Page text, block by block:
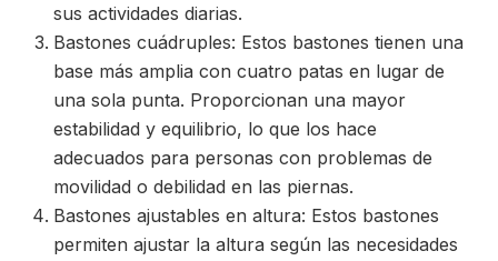
sus actividades diarias.
Bastones cuádruples: Estos bastones tienen una
base más amplia con cuatro patas en lugar de
una sola punta. Proporcionan una mayor
estabilidad y equilibrio, lo que los hace
adecuados para personas con problemas de
movilidad o debilidad en las piernas.
Bastones ajustables en altura: Estos bastones
permiten ajustar la altura según las necesidades